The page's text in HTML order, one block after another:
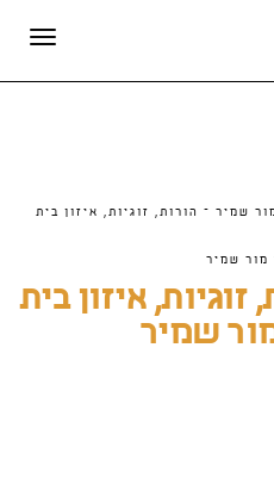
שמיר – הורות, זוגיות, איזון בית
מור שמיר
איזון בית
שמיר